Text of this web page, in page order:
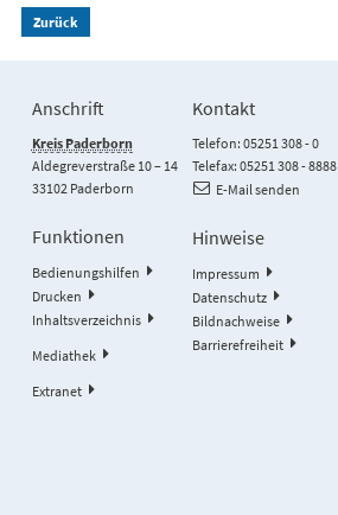
Zurück
Anschrift
Kreis Paderborn
Aldegreverstraße 10 – 14
33102 Paderborn
Kontakt
Telefon: 05251 308 - 0
Telefax: 05251 308 - 8888
E-Mail senden
Funktionen
Bedienungshilfen
Drucken
Inhaltsverzeichnis
Mediathek
Extranet
Hinweise
Impressum
Datenschutz
Bildnachweise
Barrierefreiheit